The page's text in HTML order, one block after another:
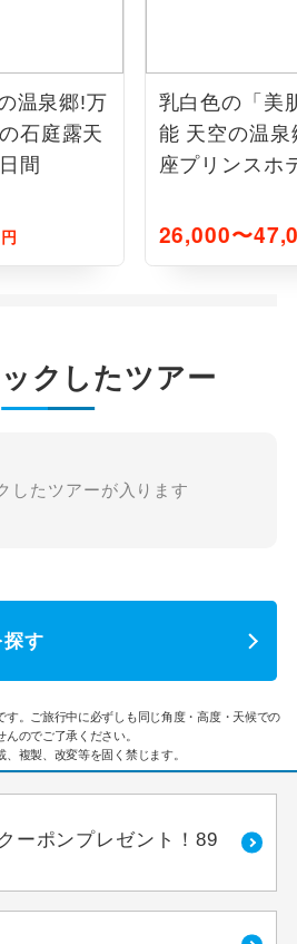
温泉郷!万
石庭露天
間
円
乳白色の「美
能 天空の温
座プリンスホ
26,000〜
クしたツアー
したツアーが入ります
す
。ご旅行中に必ずしも同じ角度・高度・天候での
のでご了承ください。
複製、改変等を固く禁じます。
ーポンプレゼント！89